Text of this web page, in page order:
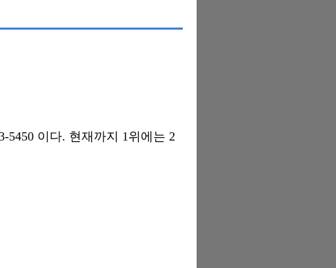
5450 이다. 현재까지 1위에는 2